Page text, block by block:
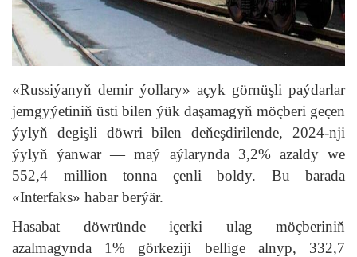
«Russiýanyň demir ýollary» açyk görnüşli paýdarlar
jemgyýetiniň üsti bilen ýük daşamagyň möçberi geçen
ýylyň degişli döwri bilen deňeşdirilende, 2024-nji
ýylyň ýanwar — maý aýlarynda 3,2% azaldy we
552,4 million tonna çenli boldy. Bu barada
«Interfaks» habar berýär.
Hasabat döwründe içerki ulag möçberiniň
azalmagynda 1% görkeziji bellige alnyp, 332,7